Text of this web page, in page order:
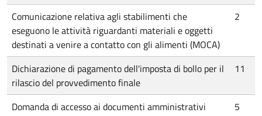
Comunicazione relativa agli stabilimenti che
eseguono le attività riguardanti materiali e oggetti
destinati a venire a contatto con gli alimenti (MOCA)
2
Dichiarazione di pagamento dell'imposta di bollo per il
rilascio del provvedimento finale
11
Domanda di accesso ai documenti amministrativi
5